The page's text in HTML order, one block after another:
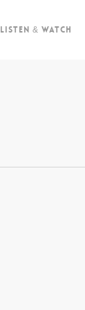
Listen & watch